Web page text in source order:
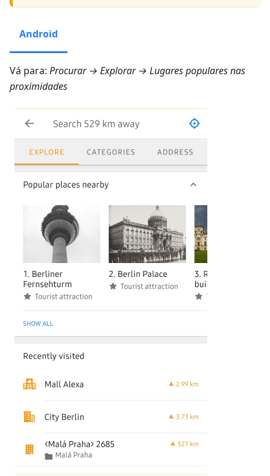
Android
Vá para: Procurar → Explorar → Lugares populares nas
proximidades